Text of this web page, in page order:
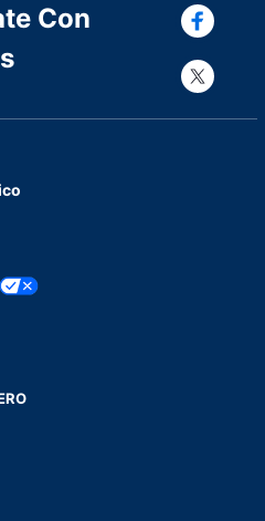
Con